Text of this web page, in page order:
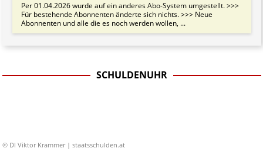
Per 01.04.2026 wurde auf ein anderes Abo-System umgestellt. >>>
Für bestehende Abonnenten änderte sich nichts. >>> Neue
Abonnenten und alle die es noch werden wollen, ...
SCHULDENUHR
© DI Viktor Krammer | staatsschulden.at